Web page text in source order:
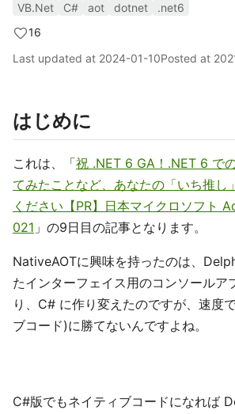
VB.Net C# aot dotnet
.net6
16
Last updated at 2024-01-10Posted at
はじめに
これは、「祝 .NET 6 GA！.NET 6 で
てみたことなど、あなたの「いち推し
ください【PR】日本マイクロソフト
021 」の9日目の記事となります。
NativeAOTに興味を持ったのは、
たインターフェイス用のコンソールア
り、C# に作り変えたのですが、速度
ブコード)に勝てないんですよね。
C#版でもネイティブコードになれば